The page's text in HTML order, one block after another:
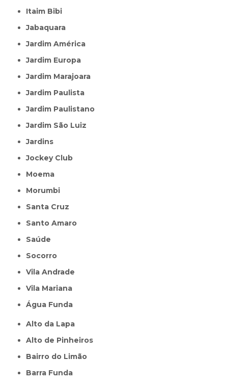
Itaim Bibi
Jabaquara
Jardim América
Jardim Europa
Jardim Marajoara
Jardim Paulista
Jardim Paulistano
Jardim São Luiz
Jardins
Jockey Club
Moema
Morumbi
Santa Cruz
Santo Amaro
Saúde
Socorro
Vila Andrade
Vila Mariana
Água Funda
Alto da Lapa
Alto de Pinheiros
Bairro do Limão
Barra Funda